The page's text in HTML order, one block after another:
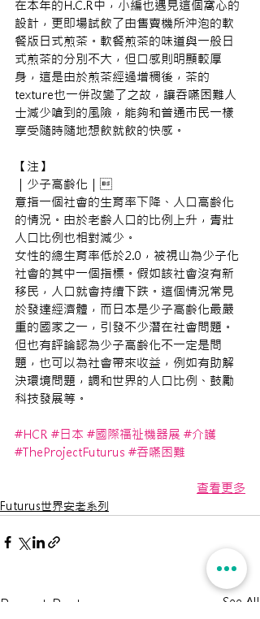
在本年的H.C.R中，小編也遇見這個窩心的
設計，更即場試飲了由售賣機所沖泡的軟
餐版日式煎茶。軟餐煎茶的味道與一般日
式煎茶的分別不大，但口感則明顯較厚
身，這是由於煎茶經過增稠後，茶的
texture也一併改變了之故，讓吞嚥困難人
士減少嗆到的風險，能夠和普通巿民一樣
享受隨時隨地想飲就飲的快感。
【注】
｜少子高齡化｜
意指一個社會的生育率下降、人口高齡化
的情況。由於老齡人口的比例上升，青壯
人口比例也相對減少。
女性的總生育率低於2.0，被視山為少子化
社會的其中一個指標。假如該社會沒有新
移民，人口就會持續下跌。這個情況常見
於發達經濟體，而日本是少子高齡化最嚴
重的國家之一，引發不少潛在社會問題。
但也有評論認為少子高齡化不一定是問
題，也可以為社會帶來收益，例如有助解
決環境問題，調和世界的人口比例、鼓勵
科技發展等。
#HCR #日本 #國際福祉機器展 #介護
#TheProjectFuturus #吞嚥困難
查看更多
Futurus世界安老系列
Recent Posts See All